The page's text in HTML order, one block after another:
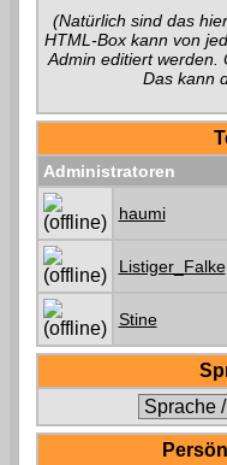
(Natürlich sind das
HTML-Box kann von
Admin editiert werden.
Das kann
Administratoren
haumi
Listiger_Falke
Stine